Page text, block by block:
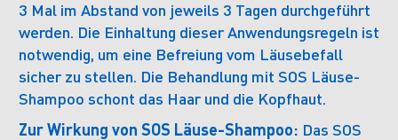
3 Mal im Abstand von jeweils 3 Tagen durchgeführt
werden. Die Einhaltung dieser Anwendungsregeln ist
notwendig, um eine Befreiung vom Läusebefall
sicher zu stellen. Die Behandlung mit SOS Läuse-
Shampoo schont das Haar und die Kopfhaut.
Zur Wirkung von SOS Läuse-Shampoo: Das SOS